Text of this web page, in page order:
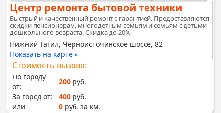
Центр ремонта бытовой техники
Быстрый и качественный ремонт с гарантией. Предоставляются
скидки пенсионерам, многодетным семьям и семьям с детьми
дошкольного возраста. Скидка до 20%
Нижний Тагил, Черноисточинское шоссе, 82
Показать на карте »
Стоимость вызова:
По городу
от:
200 руб.
За город от:
400 руб.
или
0 руб. за км.